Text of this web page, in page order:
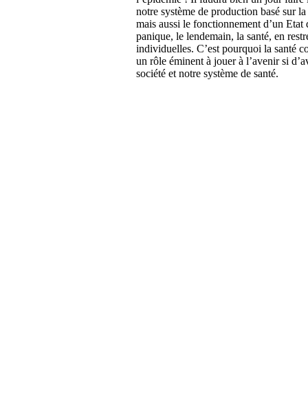
notre système de production basé sur
mais aussi le fonctionnement d’un
panique, le lendemain, la santé, en
individuelles. C’est pourquoi la santé
un rôle éminent à jouer à l’avenir si
société et notre système de santé.